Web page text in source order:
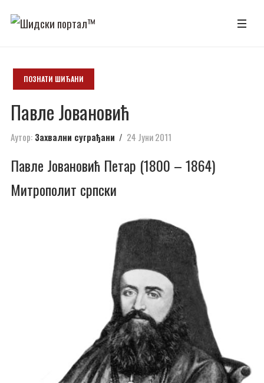
ПОЗНАТИ ШИЂАНИ
Павле Јовановић
Аутор: Захвални суграђани 24 Јуни 2011
Павле Јовановић Петар (1800 – 1864)
Митрополит српски